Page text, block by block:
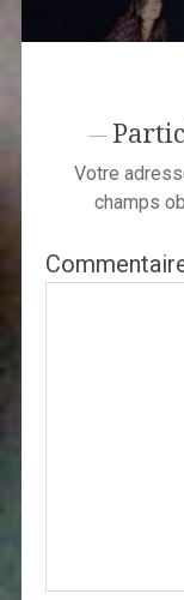
Votre
champs